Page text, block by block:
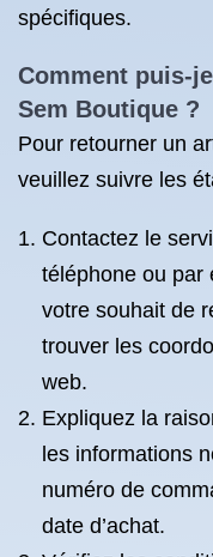
spécifiques.
Comment puis-
Sem Boutique ?
Pour retourner un
veuillez suivre les
Contactez le
téléphone ou par
votre souhait de
trouver les
web.
Expliquez la
les informations
numéro de
date d’achat.